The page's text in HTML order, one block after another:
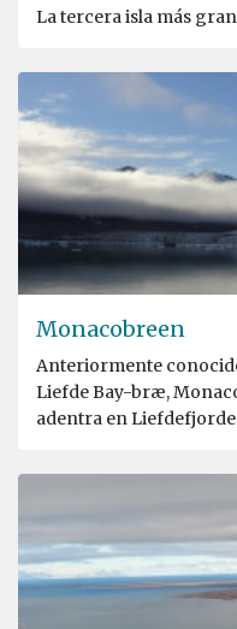
La tercera isla más
Monacobreen
Anteriormente
Liefde Bay-bræ,
adentra en